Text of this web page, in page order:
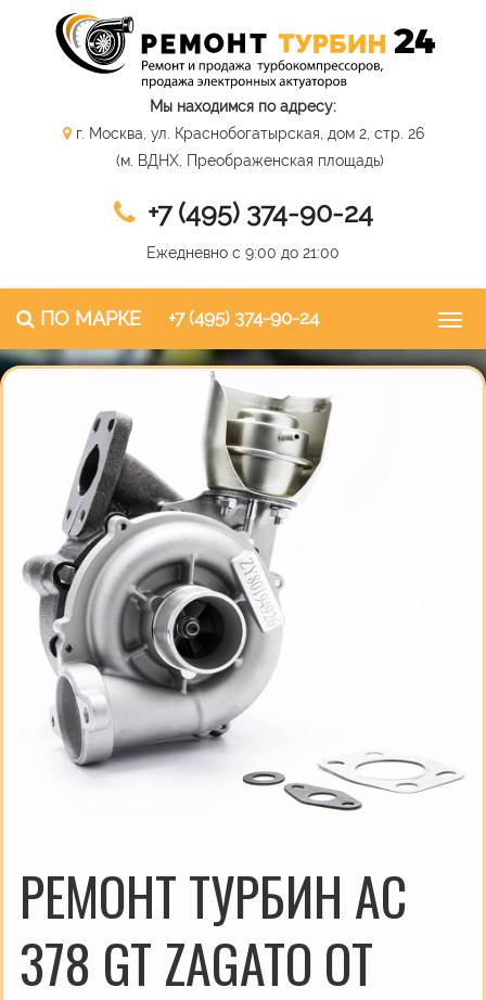
Мы находимся по адресу:
г. Москва, ул. Краснобогатырская, дом 2, стр. 26
(м. ВДНХ, Преображенская площадь)
+7 (495) 374-90-24
Ежедневно с 9:00 до 21:00
ПО МАРКЕ +7 (495) 374-90-24
РЕМОНТ ТУРБИН AC
378 GT ZAGATO ОТ